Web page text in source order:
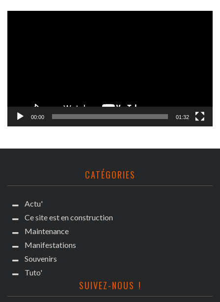
00:00 01:32
CATÉGORIES
Actu'
Ce site est en construction
Maintenance
Manifestations
Souvenirs
Tuto'
SUIVEZ-NOUS !